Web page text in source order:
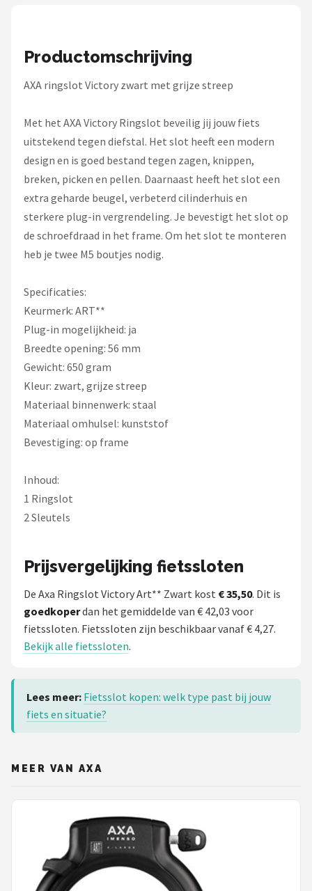
Cortina
Productomschrijving
AXA ringslot Victory zwart met grijze streep
Met het AXA Victory Ringslot beveilig jij jouw fiets
uitstekend tegen diefstal. Het slot heeft een modern
design en is goed bestand tegen zagen, knippen,
breken, picken en pellen. Daarnaast heeft het slot een
extra geharde beugel, verbeterd cilinderhuis en
sterkere plug-in vergrendeling. Je bevestigt het slot op
de schroefdraad in het frame. Om het slot te monteren
heb je twee M5 boutjes nodig.
Specificaties:
Keurmerk: ART**
Plug-in mogelijkheid: ja
Breedte opening: 56 mm
Gewicht: 650 gram
Kleur: zwart, grijze streep
Materiaal binnenwerk: staal
Materiaal omhulsel: kunststof
Bevestiging: op frame
Inhoud:
1 Ringslot
2 Sleutels
Prijsvergelijking fietssloten
De Axa Ringslot Victory Art** Zwart kost € 35,50. Dit is
goedkoperdan het gemiddelde van € 42,03 voor
fietssloten. Fietssloten zijn beschikbaar vanaf € 4,27.
Bekijk alle fietssloten.
Lees meer: Fietsslot kopen: welk type past bij jouw
fiets en situatie?
MEER VAN AXA